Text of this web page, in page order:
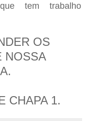
tem trabalho
OS
NOSSA
CHAPA 1.